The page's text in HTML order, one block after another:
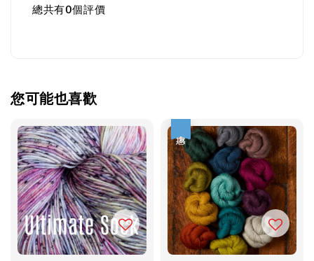
總共有0個評價
您可能也喜歡